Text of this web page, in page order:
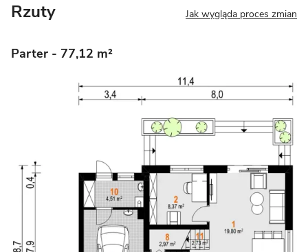
Rzuty Jak wygląda proces zmian
Parter - 77,12 m²